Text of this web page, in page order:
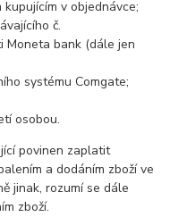
v objednávce;
č.
Moneta bank (dále jen
systému Comgate;
osobou.
povinen zaplatit
a dodáním zboží ve
jinak, rozumí se dále
zboží.